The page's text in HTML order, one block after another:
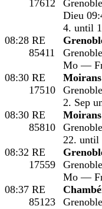
17612
Dieu
4. until
08:28 RE
85411
Mo —
08:30 RE
17510
Moirans
2. Sep
08:30 RE
85810
Moirans
22.
08:32 RE
17559
Mo —
08:37 RE
85123